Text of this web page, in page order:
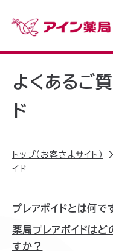
よくあるご
ド
トップ（お客さまサイト）
イド
プレアボイドとは何で
薬局プレアボイドは
すか？